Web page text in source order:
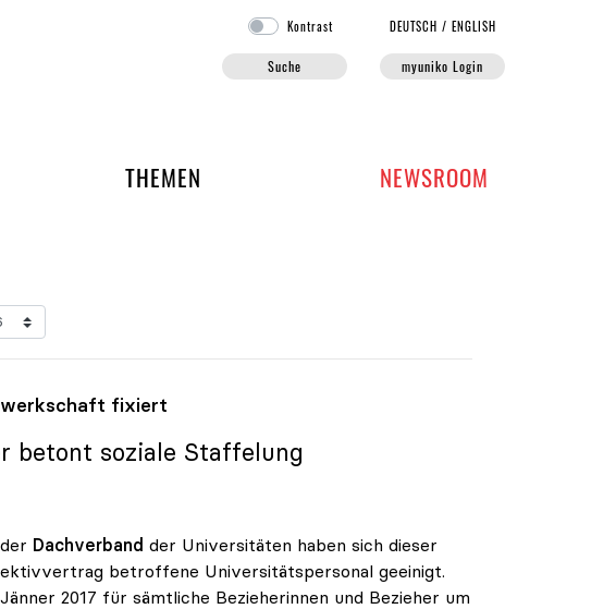
Kontrast DEUTSCH /ENGLISH
Suche myuniko Login
DER UNIKO
THEMEN NEWSROOM
fixiert
betont soziale Staffelung
Dachverband der Universitäten haben sich dieser
betroffene Universitätspersonal geeinigt.
2017 für sämtliche Bezieherinnen und Bezieher um